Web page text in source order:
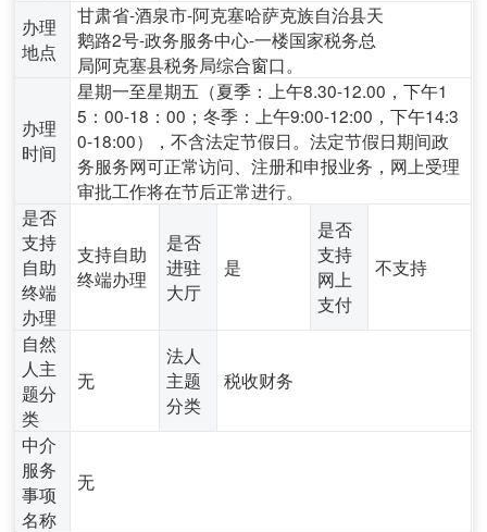
办理
地点
甘肃省-酒泉市-阿克塞哈萨克族自治县天
鹅路2号-政务服务中心-一楼国家税务总
局阿克塞县税务局综合窗口。
办理
时间
星期一至星期五（夏季：上午8.30-12.00，下午1
5：00-18：00；冬季：上午9:00-12:00，下午14:3
0-18:00），不含法定节假日。法定节假日期间政
务服务网可正常访问、注册和申报业务，网上受理
审批工作将在节后正常进行。
是否
支持
自助
终端
办理
支持自助
终端办理
是否
进驻
大厅
是
是否
支持
网上
支付
不支持
自然
人主
题分
类
无
法人
主题
分类
税收财务
中介
服务
事项
名称
无